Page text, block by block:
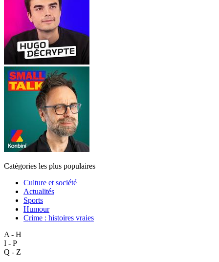
Catégories les plus populaires
Culture et société
Actualités
Sports
Humour
Crime : histoires vraies
A - H
I - P
Q - Z